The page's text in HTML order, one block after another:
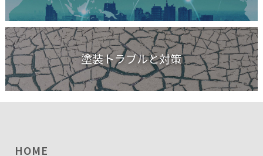
塗装トラブルと対策
HOME